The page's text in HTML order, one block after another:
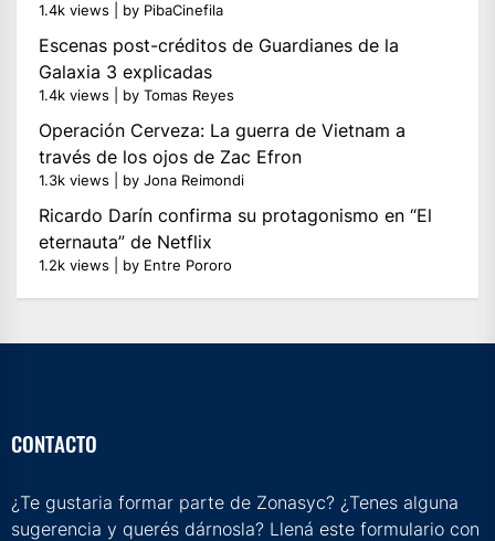
1.4k views by PibaCinefila
Escenas post-créditos de Guardianes de la
Galaxia 3 explicadas
1.4k views by Tomas Reyes
Operación Cerveza: La guerra de Vietnam a
través de los ojos de Zac Efron
1.3k views by Jona Reimondi
Ricardo Darín confirma su protagonismo en “El
eternauta” de Netflix
1.2k views by Entre Pororo
CONTACTO
¿Te gustaria formar parte de Zonasyc? ¿Tenes alguna
sugerencia y querés dárnosla? Llená este formulario con